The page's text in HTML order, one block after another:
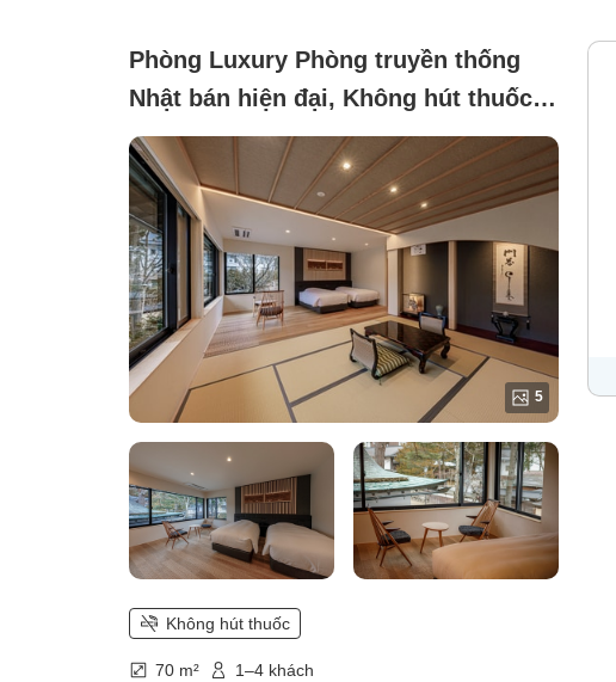
Phòng Luxury Phòng truyền thống
Nhật bán hiện đại, Không hút thuốc
(Lan 【Tầng 2, tòa nhà chính】)
5
Không hút thuốc
70 m² 1–4 khách